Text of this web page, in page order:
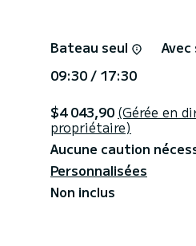
Bateau seul
09:30 / 17:30
$4 043,90 (Gérée en
propriétaire)
Aucune caution
Personnalisées
Non inclus